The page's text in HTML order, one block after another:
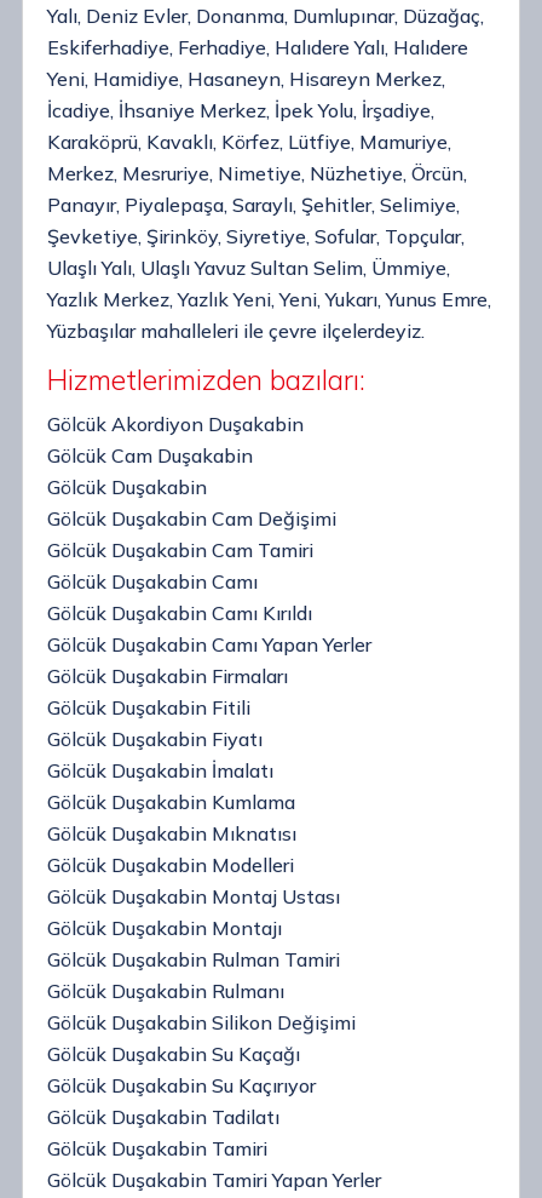
Yalı, Deniz Evler, Donanma, Dumlupınar, Düzağaç,
Eskiferhadiye, Ferhadiye, Halıdere Yalı, Halıdere
Yeni, Hamidiye, Hasaneyn, Hisareyn Merkez,
İcadiye, İhsaniye Merkez, İpek Yolu, İrşadiye,
Karaköprü, Kavaklı, Körfez, Lütfiye, Mamuriye,
Merkez, Mesruriye, Nimetiye, Nüzhetiye, Örcün,
Panayır, Piyalepaşa, Saraylı, Şehitler, Selimiye,
Şevketiye, Şirinköy, Siyretiye, Sofular, Topçular,
Ulaşlı Yalı, Ulaşlı Yavuz Sultan Selim, Ümmiye,
Yazlık Merkez, Yazlık Yeni, Yeni, Yukarı, Yunus Emre,
Yüzbaşılar mahalleleri ile çevre ilçelerdeyiz.
Hizmetlerimizden bazıları:
Gölcük Akordiyon Duşakabin
Gölcük Cam Duşakabin
Gölcük Duşakabin
Gölcük Duşakabin Cam Değişimi
Gölcük Duşakabin Cam Tamiri
Gölcük Duşakabin Camı
Gölcük Duşakabin Camı Kırıldı
Gölcük Duşakabin Camı Yapan Yerler
Gölcük Duşakabin Firmaları
Gölcük Duşakabin Fitili
Gölcük Duşakabin Fiyatı
Gölcük Duşakabin İmalatı
Gölcük Duşakabin Kumlama
Gölcük Duşakabin Mıknatısı
Gölcük Duşakabin Modelleri
Gölcük Duşakabin Montaj Ustası
Gölcük Duşakabin Montajı
Gölcük Duşakabin Rulman Tamiri
Gölcük Duşakabin Rulmanı
Gölcük Duşakabin Silikon Değişimi
Gölcük Duşakabin Su Kaçağı
Gölcük Duşakabin Su Kaçırıyor
Gölcük Duşakabin Tadilatı
Gölcük Duşakabin Tamiri
Gölcük Duşakabin Tamiri Yapan Yerler